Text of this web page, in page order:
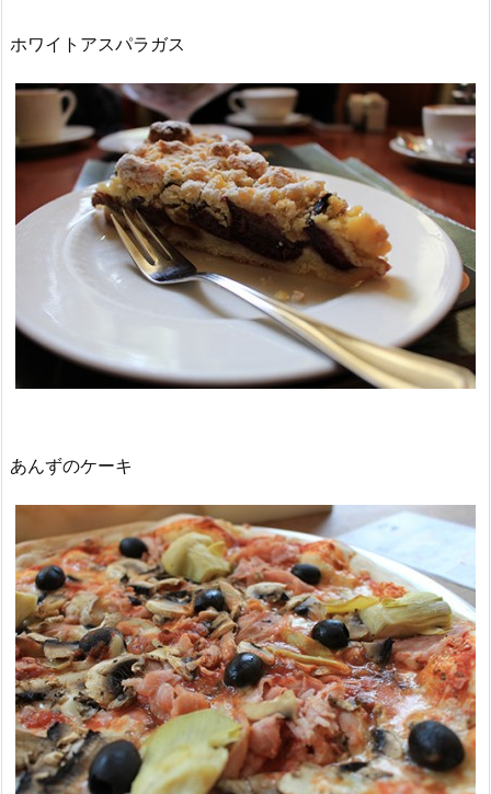
ホワイトアスパラガス
あんずのケーキ